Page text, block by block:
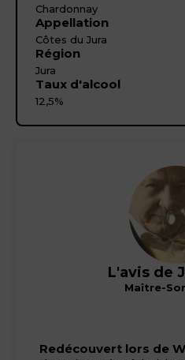
Chardonnay
Appellation
Côtes du Jura
Région
Jura
Taux d'alcool
12,5%
L'avis de
Maître-
Redécouvert lors de